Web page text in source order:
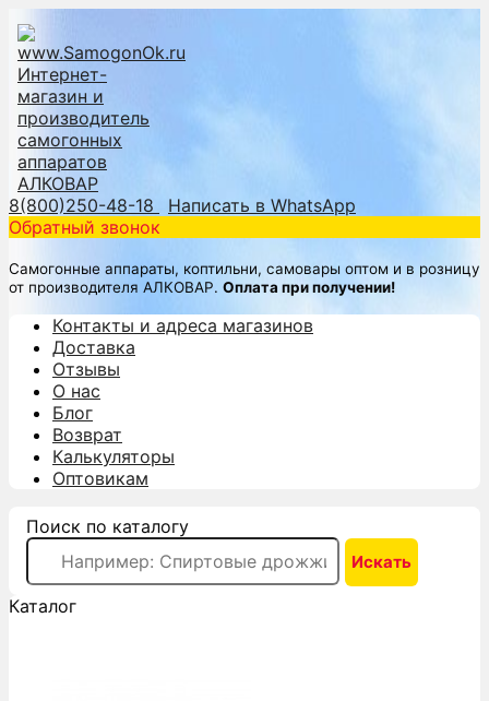
8(800)250-48-18
Написать в WhatsApp
Обратный звонок
Самогонные аппараты, коптильни, самовары оптом и в розницу
от производителя АЛКОВАР. Оплата при получении!
Контакты и адреса магазинов
Доставка
Отзывы
О нас
Блог
Возврат
Калькуляторы
Оптовикам
Поиск по каталогу
Каталог